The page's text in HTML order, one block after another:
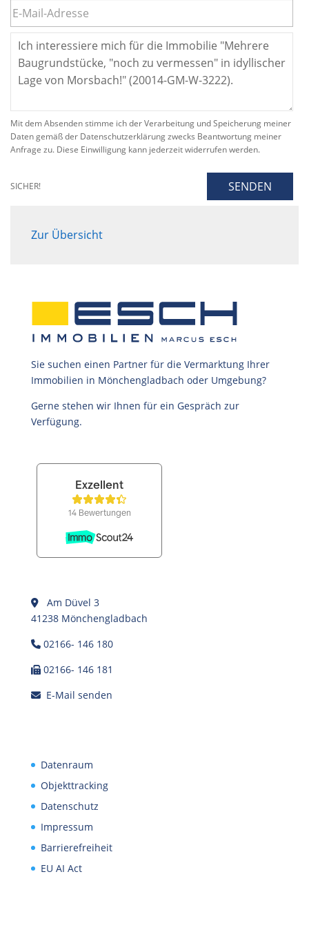
Mit dem Absenden stimme ich der Verarbeitung und Speicherung meiner
Daten gemäß der Datenschutzerklärung zwecks Beantwortung meiner
Anfrage zu. Diese Einwilligung kann jederzeit widerrufen werden.
SICHER! SENDEN
Zur Übersicht
Sie suchen einen Partner für die Vermarktung Ihrer
Immobilien in Mönchengladbach oder Umgebung?
Gerne stehen wir Ihnen für ein Gespräch zur
Verfügung.
Am Düvel 3
41238 Mönchengladbach
02166- 146 180
02166- 146 181
E-Mail senden
Datenraum
Objekttracking
Datenschutz
Impressum
Barrierefreiheit
EU AI Act